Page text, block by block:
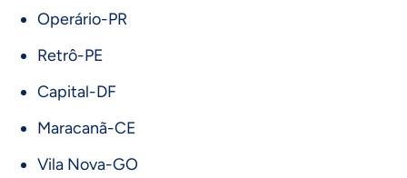
Operário-PR
Retrô-PE
Capital-DF
Maracanã-CE
Vila Nova-GO